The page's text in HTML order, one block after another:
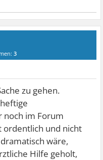
3
zu gehen.
noch im Forum
ordentlich und nicht
wäre,
Hilfe geholt,